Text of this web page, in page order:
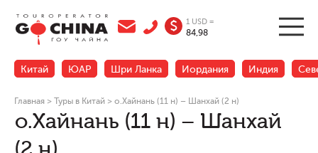
$ 1 USD =
84,98
Китай ЮАР Шри Ланка Иордания Индия
Главная > Туры в Китай > о.Хайнань (11 н) – Шанхай (2 н)
о.Хайнань (11 н) – Шанхай